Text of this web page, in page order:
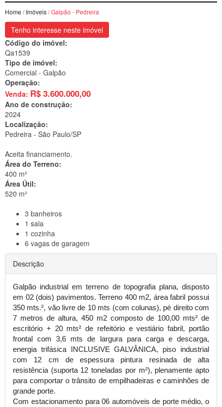
Home /Imóveis/ Galpão - Pedreira
Tenho interesse neste imóvel
Código do imóvel:
Qa1539
Tipo de imóvel:
Comercial - Galpão
Operação:
Venda: R$ 3.600.000,00
Ano de construção:
2024
Localização:
Pedreira - São Paulo/SP
Aceita financiamento.
Área do Terreno:
400 m²
Área Útil:
520 m²
3 banheiros
1 sala
1 cozinha
6 vagas de garagem
Descrição
Galpão industrial em terreno de topografia plana, disposto
em 02 (dois) pavimentos. Terreno 400 m2, área fabril possui
350 mts.², vão livre de 10 mts (com colunas), pé direito com
7 metros de altura, 450 m2 composto de 100,00 mts² de
escritório + 20 mts² de refeitório e vestiário fabril, portão
frontal com 3,6 mts de largura para carga e descarga,
energia trifásica INCLUSIVE GALVÂNICA, piso industrial
com 12 cm de espessura pintura resinada de alta
resistência (suporta 12 toneladas por m²), plenamente apto
para comportar o trânsito de empilhadeiras e caminhões de
grande porte.
Com estacionamento para 06 automóveis de porte médio, o